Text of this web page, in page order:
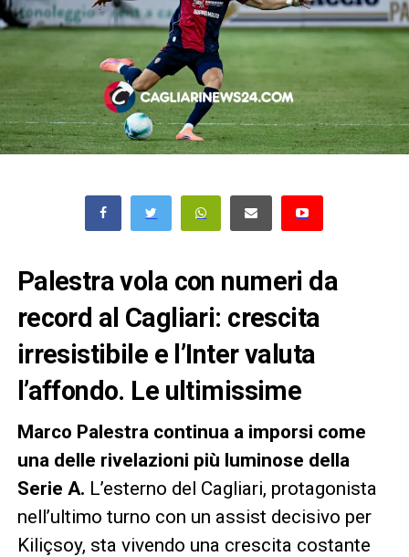
Palestra vola con numeri da
record al Cagliari: crescita
irresistibile e l’Inter valuta
l’affondo. Le ultimissime
Marco Palestra continua a imporsi come
una delle rivelazioni più luminose della
Serie A. L’esterno del Cagliari, protagonista
nell’ultimo turno con un assist decisivo per
Kiliçsoy, sta vivendo una crescita costante